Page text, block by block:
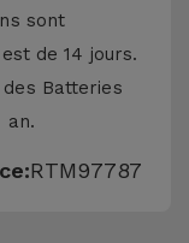
sont
de 14 jours.
Batteries
an.
RTM97787